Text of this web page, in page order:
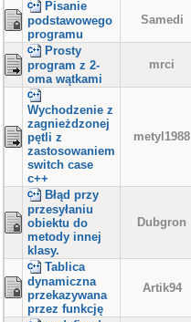
Pisanie
podstawowego
programu
Samedi
Prosty
program z 2-
oma wątkami
mrci
Wychodzenie z
zagnieżdzonej
pętli z
zastosowaniem
switch case
c++
metyl1988
Błąd przy
przesyłaniu
obiektu do
metody innej
klasy.
Dubgron
Tablica
dynamiczna
przekazywana
przez funkcję
Artik94